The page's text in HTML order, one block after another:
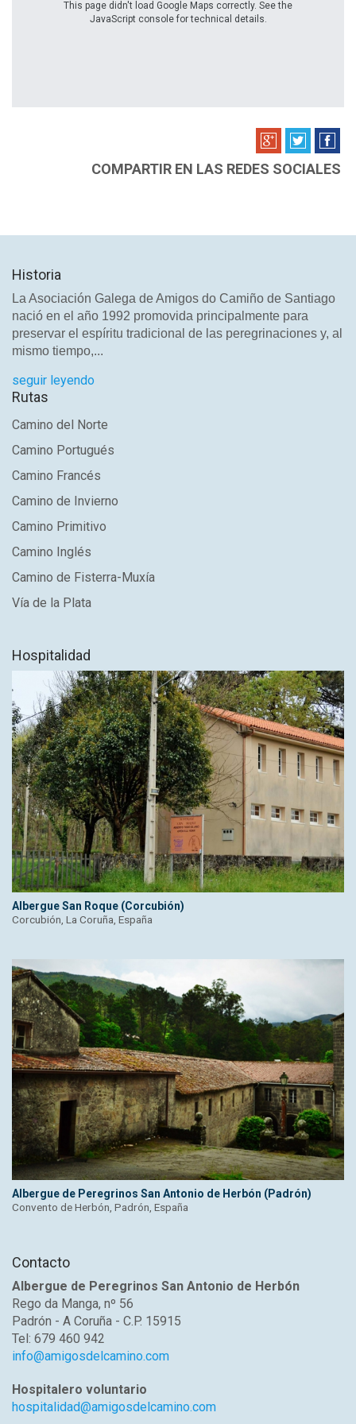
This page didn't load Google Maps correctly. See the
JavaScript console for technical details.
COMPARTIR EN LAS REDES SOCIALES
Historia
La Asociación Galega de Amigos do Camiño de Santiago
nació en el año 1992 promovida principalmente para
preservar el espíritu tradicional de las peregrinaciones y, al
mismo tiempo,...
seguir leyendo
Rutas
Camino del Norte
Camino Portugués
Camino Francés
Camino de Invierno
Camino Primitivo
Camino Inglés
Camino de Fisterra-Muxía
Vía de la Plata
Hospitalidad
Albergue San Roque (Corcubión)
Corcubión, La Coruña, España
Albergue de Peregrinos San Antonio de Herbón (Padrón)
Convento de Herbón, Padrón, España
Contacto
Albergue de Peregrinos San Antonio de Herbón
Rego da Manga, nº 56
Padrón - A Coruña - C.P. 15915
Tel: 679 460 942
info@amigosdelcamino.com
Hospitalero voluntario
hospitalidad@amigosdelcamino.com